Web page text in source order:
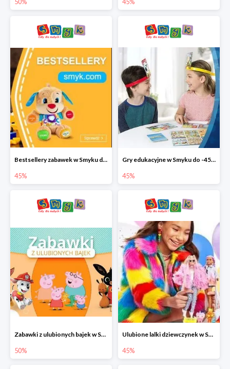
Bestsellery zabawek w Smyku do -45%
45%
Gry edukacyjne w Smyku do -45%
45%
Zabawki z ulubionych bajek w Smyku do -50%
50%
Ulubione lalki dziewczynek w Smyku do -45%
45%